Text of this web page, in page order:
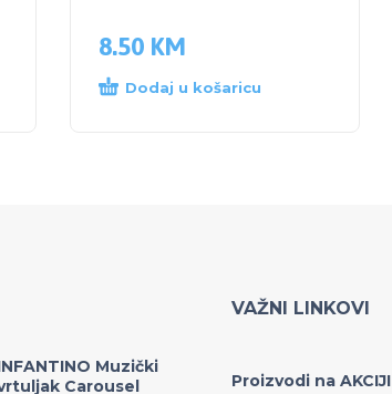
8.50 KM
Dodaj u košaricu
Muzički
Carousel
VAŽNI LINKOVI
Proizvodi na AKCIJI